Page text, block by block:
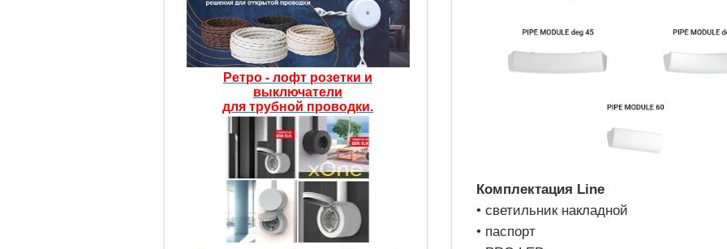
Ретро - лофт розетки и
выключатели
для трубной проводки.
Комплектация Line
• светильник накладной
• паспорт